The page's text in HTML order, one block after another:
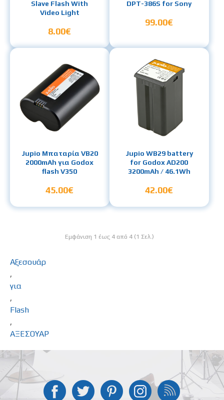
Slave Flash With
Video Light
8.00€
DPT-386S for Sony
99.00€
Jupio Μπαταρία VB20
2000mAh για Godox
flash V350
45.00€
Jupio WB29 battery
for Godox AD200
3200mAh / 46.1Wh
42.00€
Εμφάνιση 1 έως 4 από 4 (1 Σελ.)
Αξεσουάρ
,
για
,
Flash
,
ΑΞΕΣΟΥΑΡ